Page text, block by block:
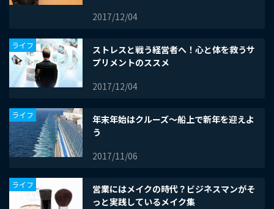
2017/12/04
ストレスと戦う経営者へ！心と体を救うサ
プリメントのススメ
2017/12/04
ライフ
年末年始はクルーズ～船上で新年を迎えよ
う
2017/11/06
ライフ
営業にはメイクの時代？ビジネスマンがそ
っと実践しているメイク集
ライフ